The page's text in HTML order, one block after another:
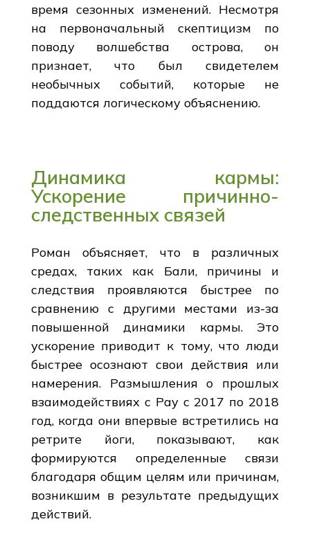
время сезонных изменений. Несмотря
на первоначальный скептицизм по
поводу волшебства острова, он
признает, что был свидетелем
необычных событий, которые не
поддаются логическому объяснению.
Динамика кармы:
Ускорение причинно-
следственных связей
Роман объясняет, что в различных
средах, таких как Бали, причины и
следствия проявляются быстрее по
сравнению с другими местами из-за
повышенной динамики кармы. Это
ускорение приводит к тому, что люди
быстрее осознают свои действия или
намерения. Размышления о прошлых
взаимодействиях с Рау с 2017 по 2018
год, когда они впервые встретились на
ретрите йоги, показывают, как
формируются определенные связи
благодаря общим целям или причинам,
возникшим в результате предыдущих
действий.